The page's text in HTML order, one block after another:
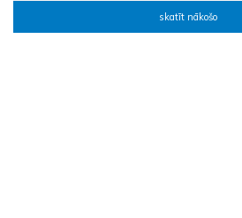
skatīt nākošo